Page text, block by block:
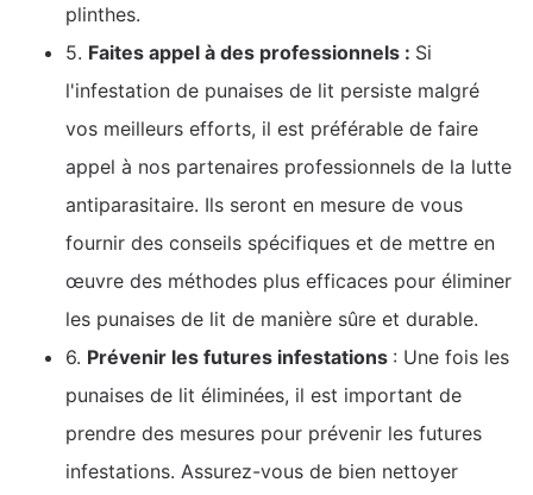
plinthes.
5. Faites appel à des professionnels : Si
l'infestation de punaises de lit persiste malgré
vos meilleurs efforts, il est préférable de faire
appel à nos partenaires professionnels de la lutte
antiparasitaire. Ils seront en mesure de vous
fournir des conseils spécifiques et de mettre en
œuvre des méthodes plus efficaces pour éliminer
les punaises de lit de manière sûre et durable.
6. Prévenir les futures infestations : Une fois les
punaises de lit éliminées, il est important de
prendre des mesures pour prévenir les futures
infestations. Assurez-vous de bien nettoyer